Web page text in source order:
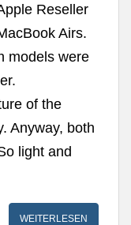
Reseller
Airs.
models were
of the
Anyway, both
light and
WEITERLESEN